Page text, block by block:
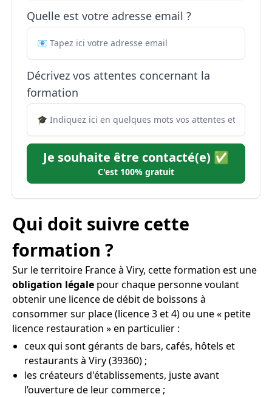
Quelle est votre adresse email ?
Décrivez vos attentes concernant la
formation
Je souhaite être contacté(e) ✅
C'est 100% gratuit
Qui doit suivre cette
formation ?
Sur le territoire France à Viry, cette formation est une
obligation légale pour chaque personne voulant
obtenir une licence de débit de boissons à
consommer sur place (licence 3 et 4) ou une « petite
licence restauration » en particulier :
ceux qui sont gérants de bars, cafés, hôtels et
restaurants à Viry (39360) ;
les créateurs d'établissements, juste avant
l’ouverture de leur commerce ;